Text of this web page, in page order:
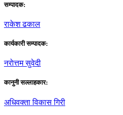
सम्पादक:
राकेश ढकाल
कार्यकारी सम्पादक:
नराेत्तम सुवेदी
कानुनी सल्लाहकार:
अधिवक्ता विकास गिरी